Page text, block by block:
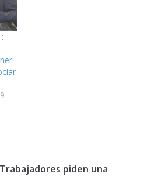
Trabajadores piden una